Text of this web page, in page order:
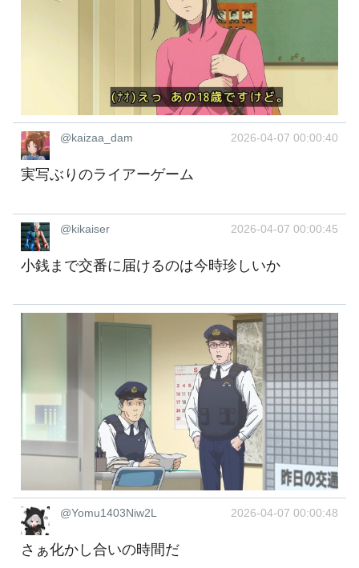
@kaizaa_dam 2026-04-07 00:00:40
実写ぶりのライアーゲーム
@kikaiser 2026-04-07 00:00:45
小銭まで交番に届けるのは今時珍しいか
@Yomu1403Niw2L 2026-04-07 00:00:48
さぁ化かし合いの時間だ